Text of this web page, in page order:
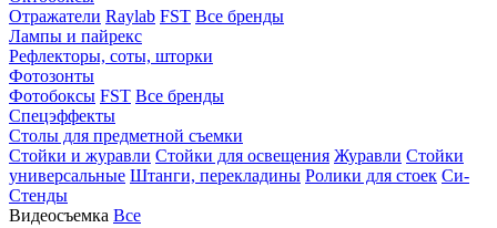
Отражатели Raylab FST Все бренды
Лампы и пайрекс
Рефлекторы, соты, шторки
Фотозонты
Фотобоксы FST Все бренды
Спецэффекты
Столы для предметной съемки
Стойки и журавли Стойки для освещения Журавли Стойки
универсальные Штанги, перекладины Ролики для стоек Си-
Стенды
Видеосъемка Все